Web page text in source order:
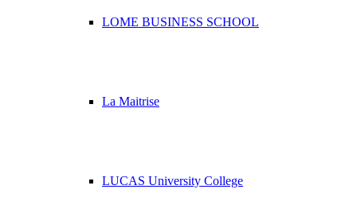
LOME BUSINESS SCHOOL
La Maitrise
LUCAS University College